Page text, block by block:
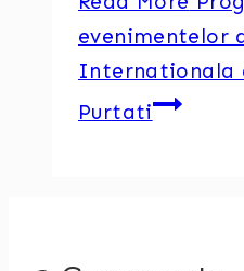
evenimentelor
Internationala
Purtati